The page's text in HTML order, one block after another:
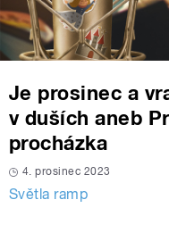
Je prosinec a
v duších aneb
procházka
4. prosinec 2023
Světla ramp